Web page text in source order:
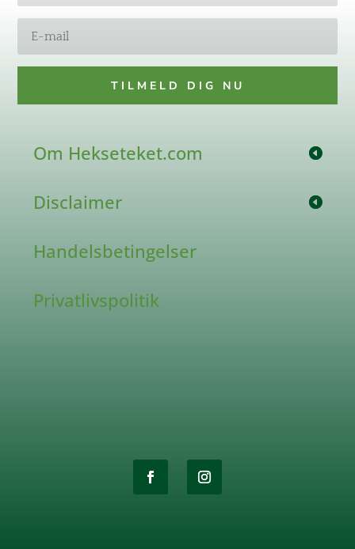
TILMELD DIG NU
Om Hekseteket.com
Disclaimer
Handelsbetingelser
Privatlivspolitik